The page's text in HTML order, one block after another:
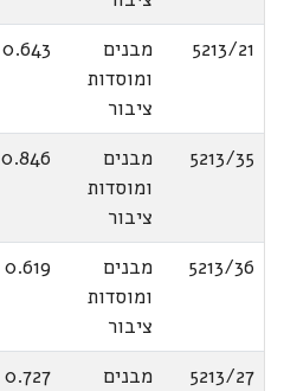
5213/21
מבנים
ומוסדות
ציבור
0.643
5213/35
מבנים
ומוסדות
ציבור
0.846
5213/36
מבנים
ומוסדות
ציבור
0.619
5213/27
מבנים
0.727